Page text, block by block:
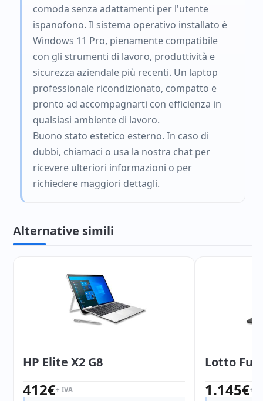
comoda senza adattamenti per l'utente
ispanofono. Il sistema operativo installato è
Windows 11 Pro, pienamente compatibile
con gli strumenti di lavoro, produttività e
sicurezza aziendale più recenti. Un laptop
professionale ricondizionato, compatto e
pronto ad accompagnarti con efficienza in
qualsiasi ambiente di lavoro.
Buono stato estetico esterno. In caso di
dubbi, chiamaci o usa la nostra chat per
ricevere ulteriori informazioni o per
richiedere maggiori dettagli.
Alternative simili
HP Elite X2 G8
412€+ IVA
Lotto
1.145€+